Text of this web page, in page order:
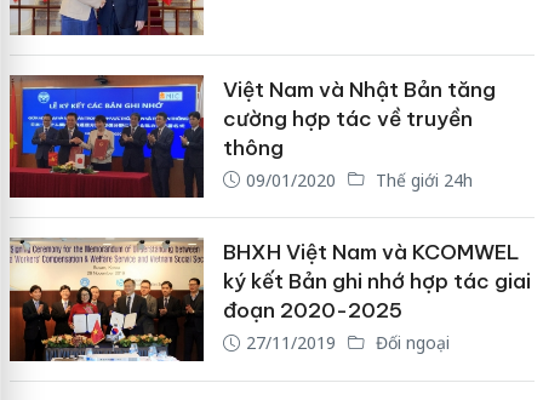
Việt Nam và Nhật Bản tăng
cường hợp tác về truyền
thông
09/01/2020 Thế giới 24h
BHXH Việt Nam và KCOMWEL
ký kết Bản ghi nhớ hợp tác giai
đoạn 2020-2025
27/11/2019 Đối ngoại